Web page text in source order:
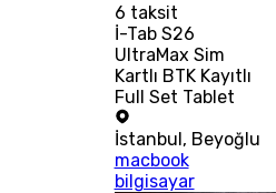
6 taksit
İ-Tab S26
UltraMax Sim
Kartlı BTK Kayıtlı
Full Set Tablet
İstanbul, Beyoğlu
macbook
bilgisayar